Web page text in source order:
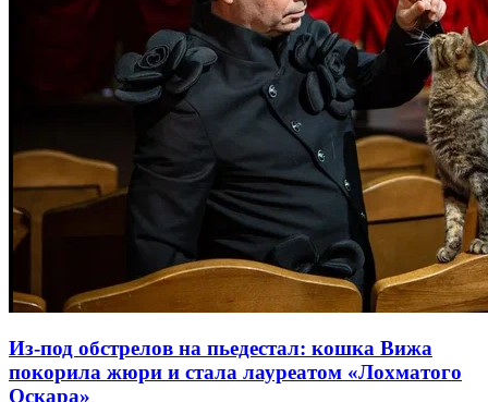
Из-под обстрелов на пьедестал: кошка Вижа
покорила жюри и стала лауреатом «Лохматого
Оскара»